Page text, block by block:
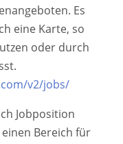
Es
eine Karte, so
oder durch
v2/jobs/
Jobposition
Bereich für